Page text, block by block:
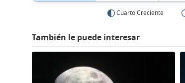
Cuarto Creciente
También le puede interesar